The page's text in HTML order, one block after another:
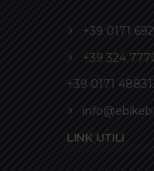
+39 0171
+39 324
+39 0171
LINK UTILI